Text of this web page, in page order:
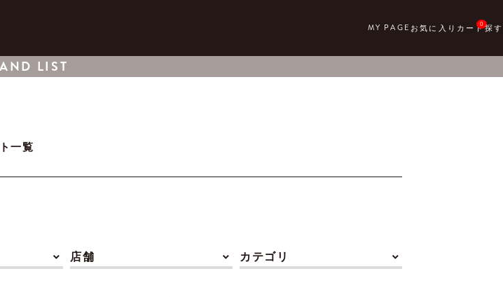
0
LIST
一覧
店舗 カテゴリ